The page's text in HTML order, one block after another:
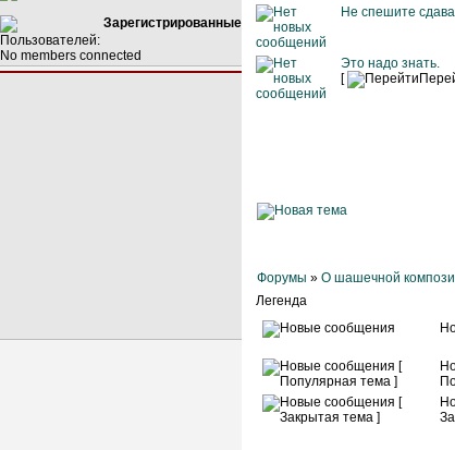
Зарегистрированные
No members connected
Не спешите
Это надо знать.
[
Форумы » О шашечной
Легенда